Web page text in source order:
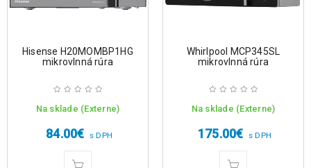
Hisense H20MOMBP1HG
mikrovlnná rúra
Na sklade (Externe)
84.00€ s DPH
Whirlpool MCP345SL
mikrovlnná rúra
Na sklade (Externe)
175.00€ s DPH